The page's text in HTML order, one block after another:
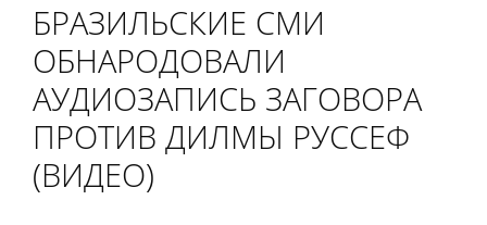
БРАЗИЛЬСКИЕ СМИ
ОБНАРОДОВАЛИ
АУДИОЗАПИСЬ ЗАГОВОРА
ПРОТИВ ДИЛМЫ РУССЕФ
(ВИДЕО)